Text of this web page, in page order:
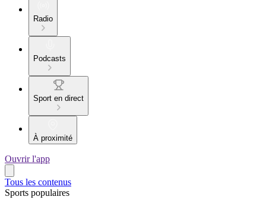
Radio
Podcasts
Sport en direct
À proximité
Ouvrir l'app
Tous les contenus
Sports populaires